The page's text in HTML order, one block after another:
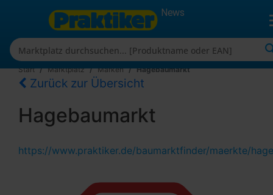
News
Start Marktplatz Marken Hagebaumarkt
Zurück zur Übersicht
Hagebaumarkt
https://www.praktiker.de/baumarktfinder/maerkte/